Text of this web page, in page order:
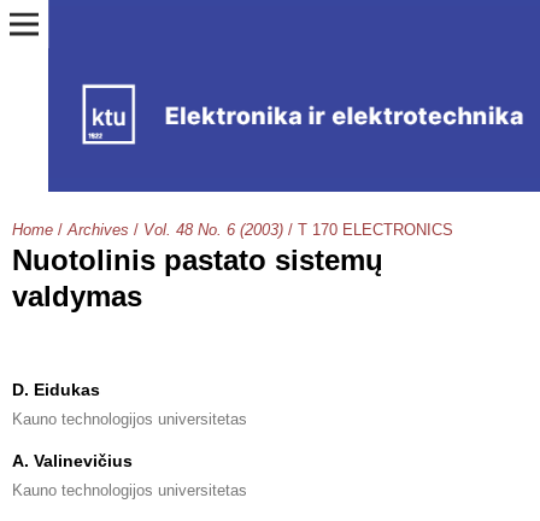
Home / Archives / Vol. 48 No. 6 (2003) / T 170 ELECTRONICS
Nuotolinis pastato sistemų
valdymas
D. Eidukas
Kauno technologijos universitetas
A. Valinevičius
Kauno technologijos universitetas